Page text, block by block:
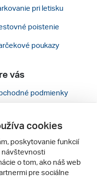
pri letisku
poistenie
poukazy
vás
podmienky
cookies
verzia webu
cookies
poskytovanie funkcií
návštevnosti
o tom, ako náš web
pre sociálne